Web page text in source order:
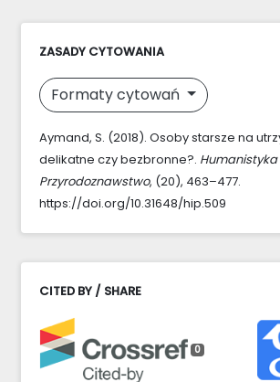
ZASADY CYTOWANIA
Formaty cytowań
Aymand, S. (2018). Osoby starsze na
delikatne czy bezbronne?. Humanistyka
Przyrodoznawstwo, (20), 463–477.
https://doi.org/10.31648/hip.509
CITED BY / SHARE
0